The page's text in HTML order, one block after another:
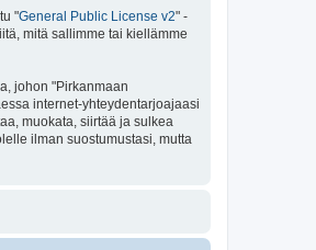
"General Public License v2" -
mitä sallimme tai kiellämme
johon "Pirkanmaan
internet-yhteydentarjoajaasi
muokata, siirtää ja sulkea
ilman suostumustasi, mutta